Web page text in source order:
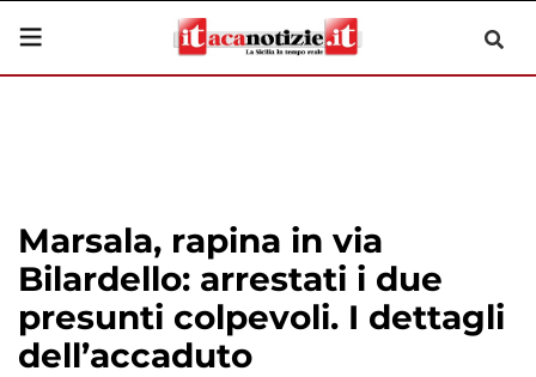
Marsala, rapina in via
Bilardello: arrestati i due
presunti colpevoli. I dettagli
dell’accaduto